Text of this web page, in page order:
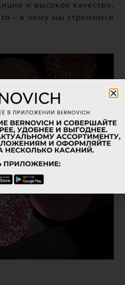
и высокое качество,
то – к чему мы стремимся